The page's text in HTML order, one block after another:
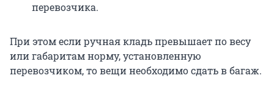
перевозчика.
При этом если ручная кладь превышает по весу
или габаритам норму, установленную
перевозчиком, то вещи необходимо сдать в багаж.